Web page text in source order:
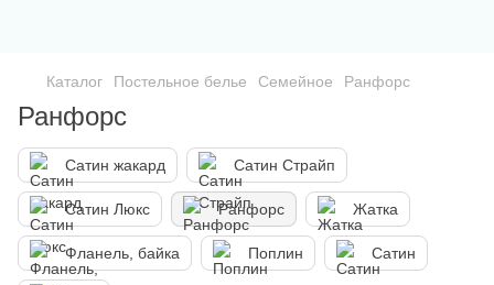
Каталог Постельное белье Семейное Ранфорс
Ранфорс
Сатин жакард Сатин Страйп
Сатин Люкс Ранфорс Жатка
Фланель, байка Поплин Сатин